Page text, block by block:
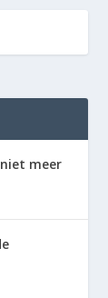
meer